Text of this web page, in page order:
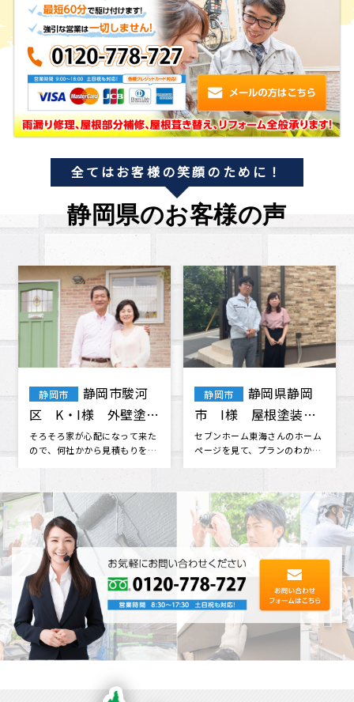
全てはお客様の笑顔のために！
静岡県のお客様の声
静岡市
静岡市駿河
区 K・I様 外壁塗
装・屋根塗装
そろそろ家が心配になって来た
ので、何社かから見積もりを取
静岡市
静岡県静岡
市 I様 屋根塗装
外壁塗装 修復
セブンホーム東海さんのホーム
ページを見て、プランのわかり